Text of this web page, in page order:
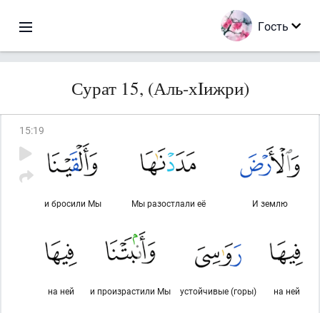
Гость
Сурат 15, (Аль-хIижри)
15:19
И землю
Мы разостлали её
и бросили Мы
на ней
устойчивые (горы)
и произрастили Мы
на ней